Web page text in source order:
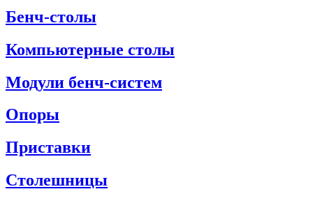
Бенч-столы
Компьютерные столы
Модули бенч-систем
Опоры
Приставки
Столешницы